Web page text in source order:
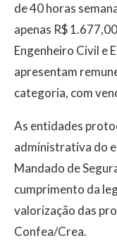
de 40 horas
apenas R$
Engenheiro Civil e
apresentam
categoria, com
As entidades
administrativa do
Mandado de
cumprimento da
valorização das
Confea/Crea.